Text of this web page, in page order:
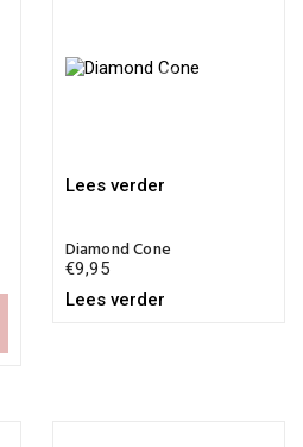
Lees verder
Diamond Cone
€9,95
Lees verder